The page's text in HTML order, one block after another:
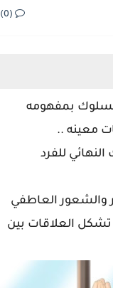
(0)
بمفهومه
معينه ..
للفرد
والشعور العاطفي
تشكل العلاقات بين